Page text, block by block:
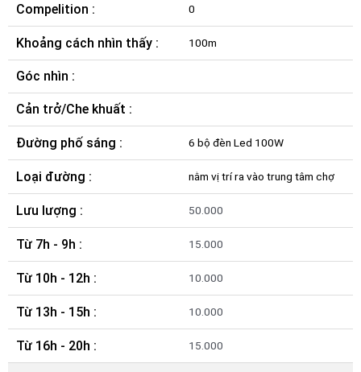
Compelition : 0
Khoảng cách nhìn thấy : 100m
Góc nhìn :
Cản trở/Che khuất :
Đường phố sáng : 6 bộ đèn Led 100W
Loại đường : nằm vị trí ra vào trung tâm chợ
Lưu lượng : 50.000
Từ 7h - 9h : 15.000
Từ 10h - 12h : 10.000
Từ 13h - 15h : 10.000
Từ 16h - 20h : 15.000